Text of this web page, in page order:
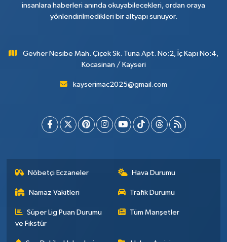
insanlara haberleri anında okuyabilecekleri, ordan oraya
yönlendirilmedikleri bir altyapı sunuyor.
Gevher Nesibe Mah. Çiçek Sk. Tuna Apt. No:2, İç Kapı No:4,
Kocasinan / Kayseri
kayserimac2025@gmail.com
Nöbetçi Eczaneler Hava Durumu
Namaz Vakitleri Trafik Durumu
Süper Lig Puan Durumu
ve Fikstür
Tüm Manşetler